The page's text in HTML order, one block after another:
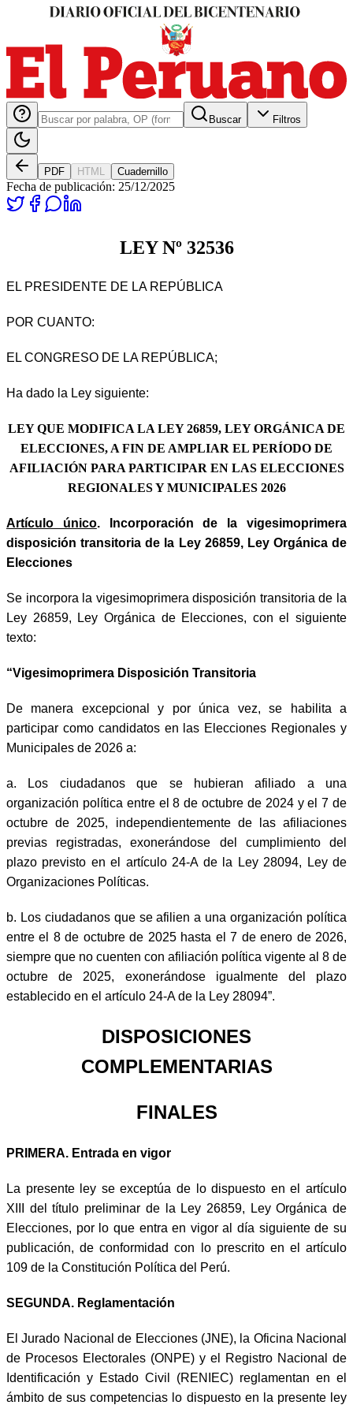
Buscar Filtros
PDF HTML Cuadernillo
Fecha de publicación: 25/12/2025
LEY Nº 32536
EL PRESIDENTE DE LA REPÚBLICA
POR CUANTO:
EL CONGRESO DE LA REPÚBLICA;
Ha dado la Ley siguiente:
LEY QUE MODIFICA LA LEY 26859, LEY ORGÁNICA DE
ELECCIONES, A FIN DE AMPLIAR EL PERÍODO DE
AFILIACIÓN PARA PARTICIPAR EN LAS ELECCIONES
REGIONALES Y MUNICIPALES 2026
Artículo único. Incorporación de la vigesimoprimera
disposición transitoria de la Ley 26859, Ley Orgánica de
Elecciones
Se incorpora la vigesimoprimera disposición transitoria de la
Ley 26859, Ley Orgánica de Elecciones, con el siguiente
texto:
“Vigesimoprimera Disposición Transitoria
De manera excepcional y por única vez, se habilita a
participar como candidatos en las Elecciones Regionales y
Municipales de 2026 a:
a. Los ciudadanos que se hubieran afiliado a una
organización política entre el 8 de octubre de 2024 y el 7 de
octubre de 2025, independientemente de las afiliaciones
previas registradas, exonerándose del cumplimiento del
plazo previsto en el artículo 24-A de la Ley 28094, Ley de
Organizaciones Políticas.
b. Los ciudadanos que se afilien a una organización política
entre el 8 de octubre de 2025 hasta el 7 de enero de 2026,
siempre que no cuenten con afiliación política vigente al 8 de
octubre de 2025, exonerándose igualmente del plazo
establecido en el artículo 24-A de la Ley 28094”.
DISPOSICIONES
COMPLEMENTARIAS
FINALES
PRIMERA. Entrada en vigor
La presente ley se exceptúa de lo dispuesto en el artículo
XIII del título preliminar de la Ley 26859, Ley Orgánica de
Elecciones, por lo que entra en vigor al día siguiente de su
publicación, de conformidad con lo prescrito en el artículo
109 de la Constitución Política del Perú.
SEGUNDA. Reglamentación
El Jurado Nacional de Elecciones (JNE), la Oficina Nacional
de Procesos Electorales (ONPE) y el Registro Nacional de
Identificación y Estado Civil (RENIEC) reglamentan en el
ámbito de sus competencias lo dispuesto en la presente ley